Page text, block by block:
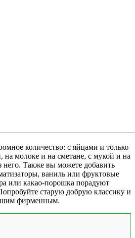
количество: с яйцами и только
на молоке и на сметане, с мукой и на
него. Также вы можете добавить
ваниль или фруктовые
или какао-порошка порадуют
старую добрую классику и
фирменным.